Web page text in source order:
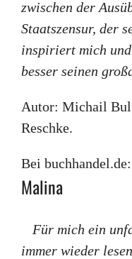
zwischen der
Staatszensur, der
inspiriert mich
besser seinen
Autor: Michail
Reschke.
Bei buchhandel.de:
Malina
Für mich ein
immer wieder